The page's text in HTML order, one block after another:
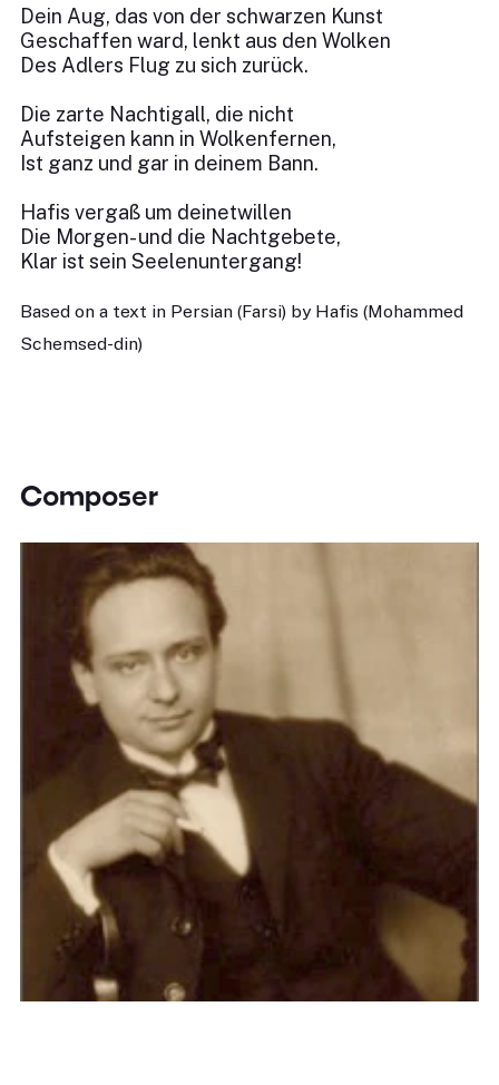
Dein Aug, das von der schwarzen Kunst
Geschaffen ward, lenkt aus den Wolken
Des Adlers Flug zu sich zurück.
Die zarte Nachtigall, die nicht
Aufsteigen kann in Wolkenfernen,
Ist ganz und gar in deinem Bann.
Hafis vergaß um deinetwillen
Die Morgen- und die Nachtgebete,
Klar ist sein Seelenuntergang!
Based on a text in Persian (Farsi) by Hafis (Mohammed
Schemsed-din)
Composer